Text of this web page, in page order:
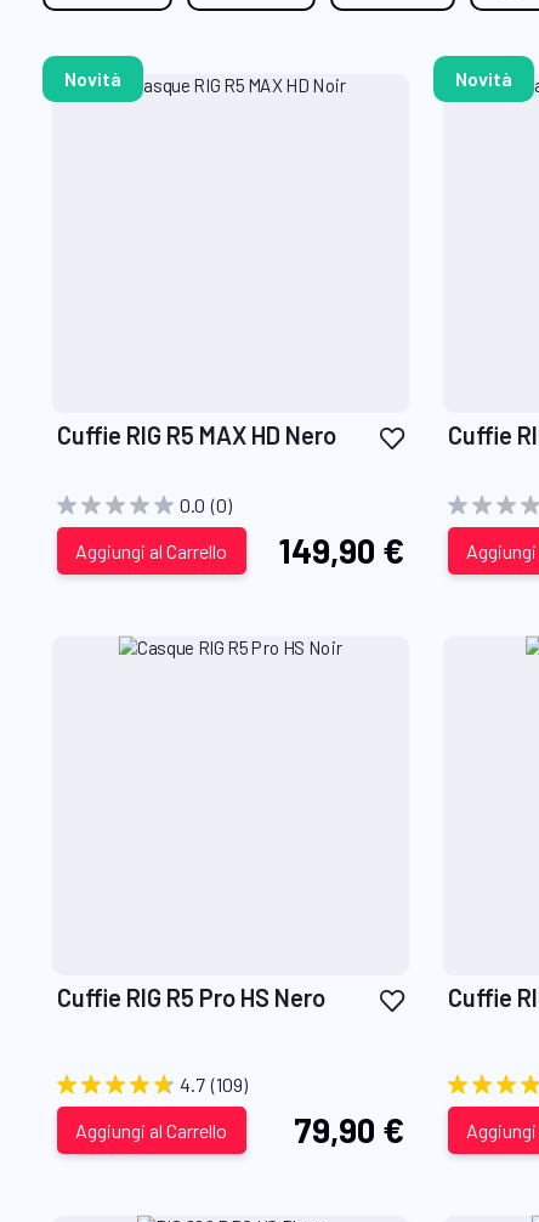
Novità
Cuffie RIG R5 MAX HD Nero
Aggiungi
desideri
0.0 (0)
149,90 €
Aggiungi al Carrello
Novità
Cuffie
Cuffie RIG R5 Pro HS Nero
Aggiungi
desideri
4.7 (109)
79,90 €
Aggiungi al Carrello
Cuffie